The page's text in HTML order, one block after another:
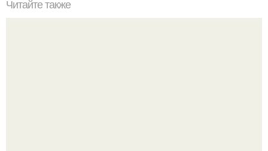
Читайте также